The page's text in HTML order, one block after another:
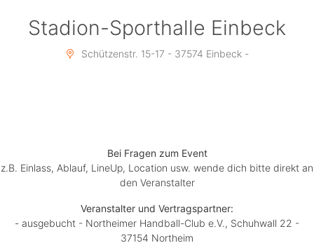
Stadion-Sporthalle Einbeck
Schützenstr. 15-17 - 37574 Einbeck -
Bei Fragen zum Event
z.B. Einlass, Ablauf, LineUp, Location usw. wende dich bitte direkt an
den Veranstalter
Veranstalter und Vertragspartner:
- ausgebucht - Northeimer Handball-Club e.V., Schuhwall 22 -
37154 Northeim